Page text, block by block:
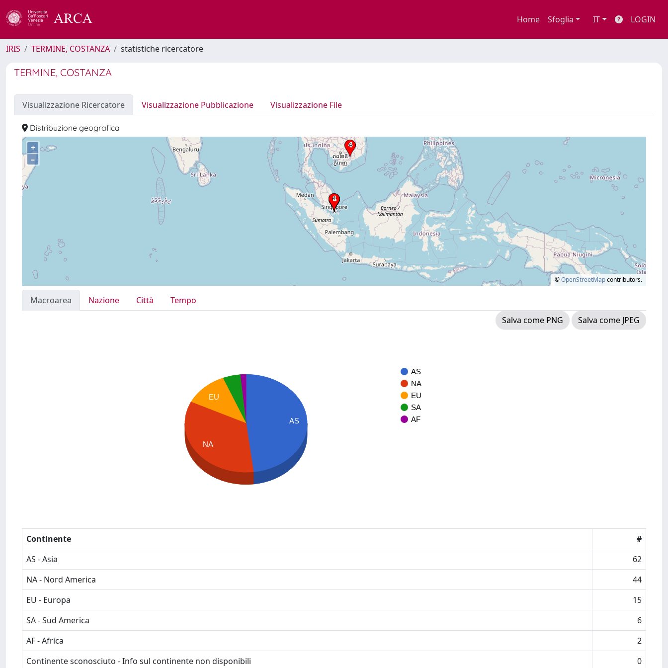
Home Sfoglia IT LOGIN
IRIS TERMINE, COSTANZA statistiche ricercatore
TERMINE, COSTANZA
Visualizzazione Ricercatore Visualizzazione Pubblicazione Visualizzazione File
Distribuzione geografica
+
–
©OpenStreetMapcontributors.
Macroarea Nazione Città
Tempo
Salva come PNG
Salva come JPEG
AS
NA
EU
SA
AF
AS
EU
NA
Continente
#
AS - Asia
62
NA - Nord America
44
EU - Europa
15
SA - Sud America
6
AF - Africa
2
Continente sconosciuto - Info sul continente non disponibili
0